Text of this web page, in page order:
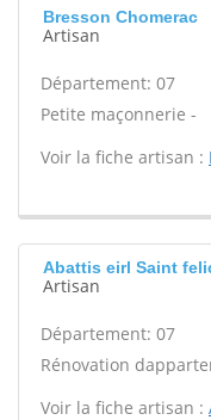
Bresson Chomerac
Artisan
Département: 07
Petite maçonnerie -
Voir la fiche artisan :
Abattis eirl Saint
Artisan
Département: 07
Rénovation
Voir la fiche artisan :